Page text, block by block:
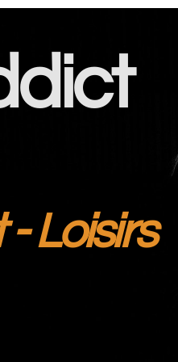
Loisirs